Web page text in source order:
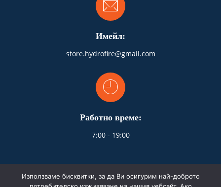
Имейл:
store.hydrofire@gmail.com
Работно време:
7:00 - 19:00
Използваме бисквитки, за да Ви осигурим най-доброто